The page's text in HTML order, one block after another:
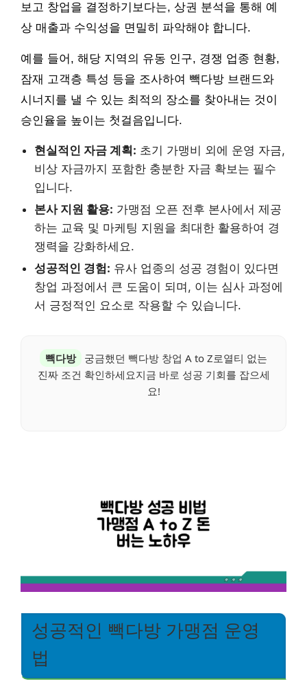
보고 창업을 결정하기보다는, 상권 분석을 통해 예
상 매출과 수익성을 면밀히 파악해야 합니다.
예를 들어, 해당 지역의 유동 인구, 경쟁 업종 현황,
잠재 고객층 특성 등을 조사하여 빽다방 브랜드와
시너지를 낼 수 있는 최적의 장소를 찾아내는 것이
승인율을 높이는 첫걸음입니다.
현실적인 자금 계획: 초기 가맹비 외에 운영 자금,
비상 자금까지 포함한 충분한 자금 확보는 필수
입니다.
본사 지원 활용: 가맹점 오픈 전후 본사에서 제공
하는 교육 및 마케팅 지원을 최대한 활용하여 경
쟁력을 강화하세요.
성공적인 경험: 유사 업종의 성공 경험이 있다면
창업 과정에서 큰 도움이 되며, 이는 심사 과정에
서 긍정적인 요소로 작용할 수 있습니다.
빽다방
궁금했던 빽다방 창업 A to Z로열티 없는
진짜 조건 확인하세요지금 바로 성공 기회를 잡으세
요!
성공적인 빽다방 가맹점 운영
법